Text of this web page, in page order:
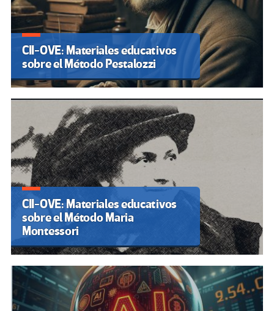
CII-OVE: Materiales educativos
sobre el Método Pestalozzi
CII-OVE: Materiales educativos
sobre el Método Maria
Montessori